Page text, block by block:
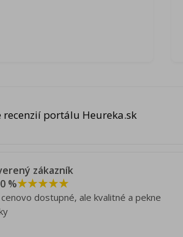
portálu Heureka.sk
zákazník
%★★★★★
cenovo dostupné, ale kvalitné a pekne